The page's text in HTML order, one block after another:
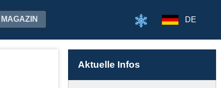
MAGAZIN DE
Aktuelle Infos